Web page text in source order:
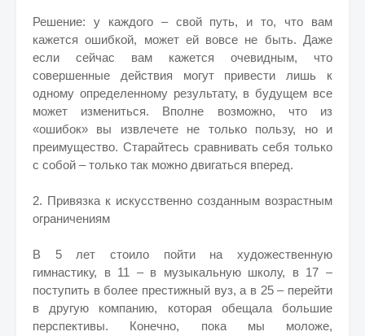
Решение: у каждого – свой путь, и то, что вам
кажется ошибкой, может ей вовсе не быть. Даже
если сейчас вам кажется очевидным, что
совершенные действия могут привести лишь к
одному определенному результату, в будущем все
может измениться. Вполне возможно, что из
«ошибок» вы извлечете не только пользу, но и
преимущество. Старайтесь сравнивать себя только
с собой – только так можно двигаться вперед.
2. Привязка к искусственно созданным возрастным
ограничениям
В 5 лет стоило пойти на художественную
гимнастику, в 11 – в музыкальную школу, в 17 –
поступить в более престижный вуз, а в 25 – перейти
в другую компанию, которая обещала большие
перспективы. Конечно, пока мы моложе,